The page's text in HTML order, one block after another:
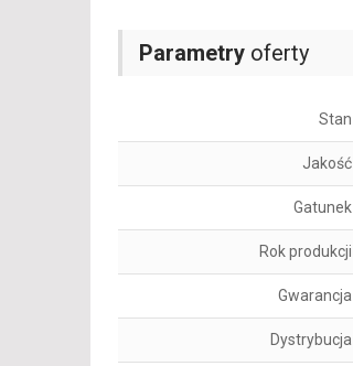
Parametry oferty
Stan
Jakość
Gatunek
Rok produkcji
Gwarancja
Dystrybucja